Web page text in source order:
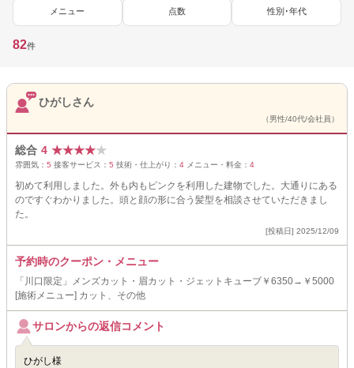
メニュー 点数 性別･年代
82件
ひがしさん
（男性/40代/会社員）
総合 4 ★★★★★
雰囲気： 5 接客サービス： 5 技術・仕上がり： 4 メニュー・料金： 4
初めて利用しました。外も内もピンクを利用した建物でした。大通りにある
のですぐわかりました。頭と顔の形に合う髪型を相談させていただきまし
た。
[投稿日] 2025/12/09
予約時のクーポン・メニュー
「川口限定」メンズカット・眉カット・ジェットキューブ￥6350→￥5000
[施術メニュー] カット、その他
サロンからの返信コメント
ひがし様